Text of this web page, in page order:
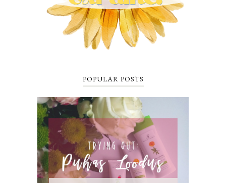
POPULAR POSTS